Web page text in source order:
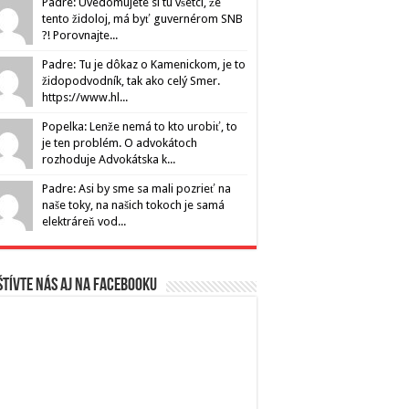
tento židoloj, má byť guvernérom SNB
?! Porovnajte...
Padre: Tu je dôkaz o Kamenickom, je to
židopodvodník, tak ako celý Smer.
https://www.hl...
Popelka: Lenže nemá to kto urobiť, to
je ten problém. O advokátoch
rozhoduje Advokátska k...
Padre: Asi by sme sa mali pozrieť na
naše toky, na našich tokoch je samá
elektráreň vod...
nás aj na Facebooku